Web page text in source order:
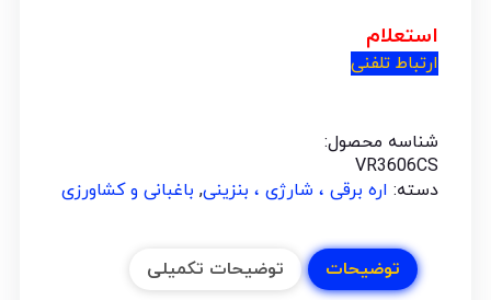
استعلام
ارتباط تلفنی
شناسه محصول:
VR3606CS
دسته: اره برقی ، شارژی ، بنزینی, باغبانی و کشاورزی
توضیحات توضیحات تکمیلی